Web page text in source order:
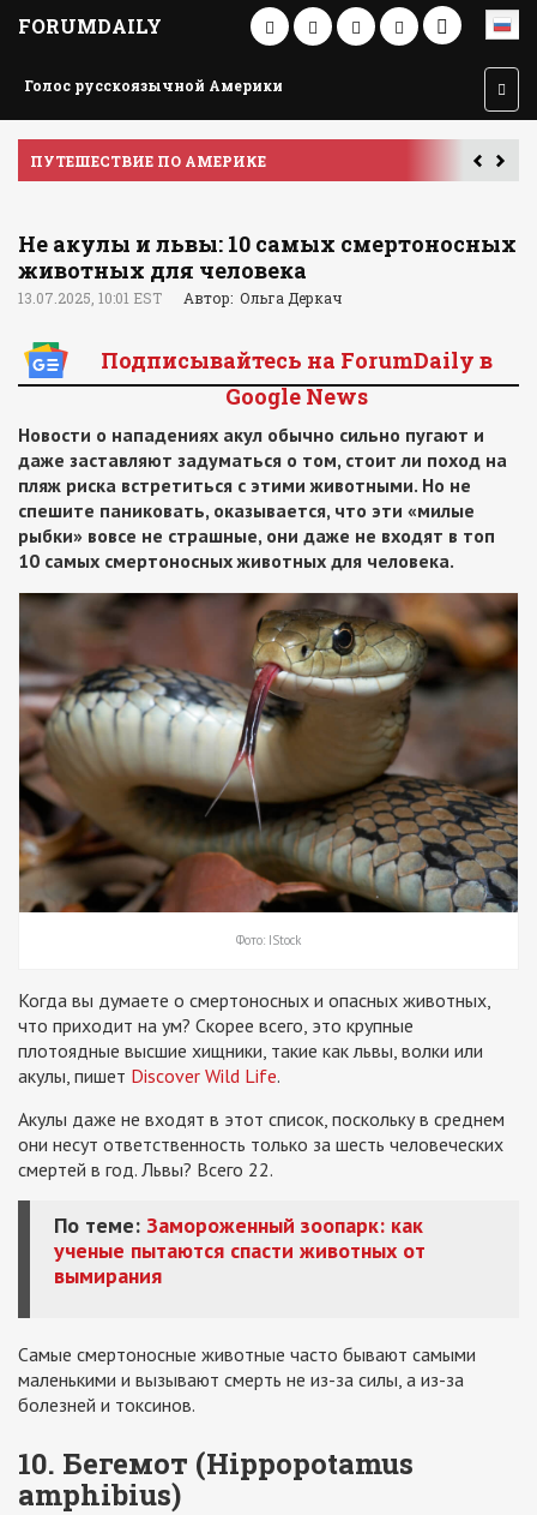
FORUMDAILY
Голос русскоязычной Америки
ПУТЕШЕСТВИЕ ПО АМЕРИКЕ
Не акулы и львы: 10 самых смертоносных
животных для человека
13.07.2025, 10:01 EST Автор: Ольга Деркач
Подписывайтесь на ForumDaily в
Google News
Новости о нападениях акул обычно сильно пугают и
даже заставляют задуматься о том, стоит ли поход на
пляж риска встретиться с этими животными. Но не
спешите паниковать, оказывается, что эти «милые
рыбки» вовсе не страшные, они даже не входят в топ
10 самых смертоносных животных для человека.
Фото: IStock
Когда вы думаете о смертоносных и опасных животных,
что приходит на ум? Скорее всего, это крупные
плотоядные высшие хищники, такие как львы, волки или
акулы, пишет Discover Wild Life.
Акулы даже не входят в этот список, поскольку в среднем
они несут ответственность только за шесть человеческих
смертей в год. Львы? Всего 22.
По теме: Замороженный зоопарк: как
ученые пытаются спасти животных от
вымирания
Самые смертоносные животные часто бывают самыми
маленькими и вызывают смерть не из-за силы, а из-за
болезней и токсинов.
10. Бегемот (Hippopotamus
amphibius)